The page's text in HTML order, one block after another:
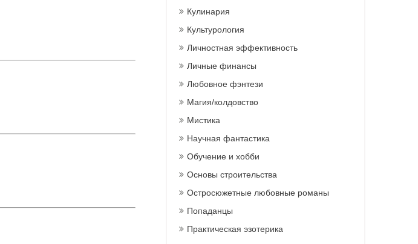
Кулинария
Культурология
Личностная эффективность
Личные финансы
Любовное фэнтези
Магия/колдовство
Мистика
Научная фантастика
Обучение и хобби
Основы строительства
Остросюжетные любовные романы
Попаданцы
Практическая эзотерика